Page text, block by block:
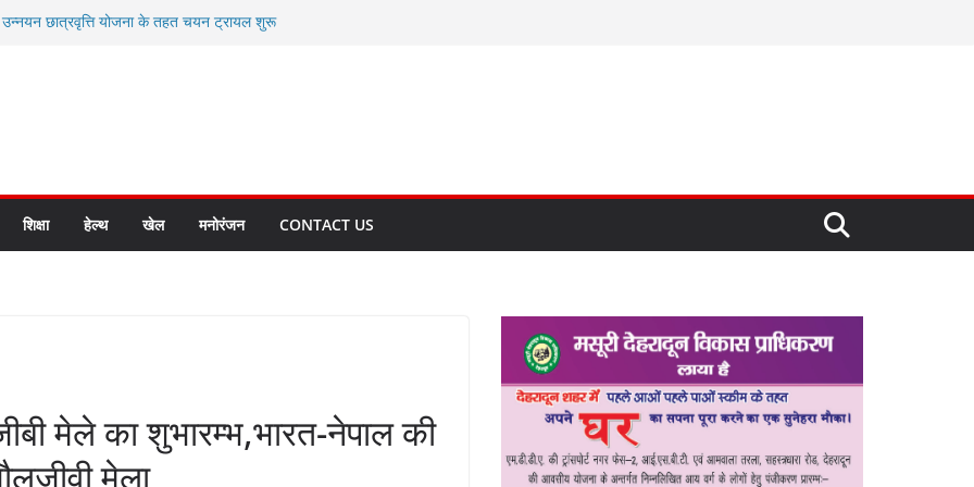
उन्नयन छात्रवृत्ति योजना के तहत चयन ट्रायल शुरू
के लिए अल्मोड़ा की गर्विता भाकुनी का
मित्र कैडेट्स का हुआ है चयन
सबसे बड़ी ताकत : मुख्यमंत्री पुष्कर सिंह धामी
बनाने के संकल्प को करना होगा साकार- मुख्यमंत्री
शिक्षा हेल्थ खेल मनोरंजन CONTACT US
मेले का शुभारम्भ,भारत-नेपाल की
मेला